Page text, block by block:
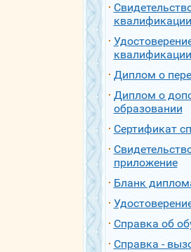
квалификации
квалификации
Диплом о
Диплом о
образовании
Сертификат
приложение
Бланк
Справка об
Справка -